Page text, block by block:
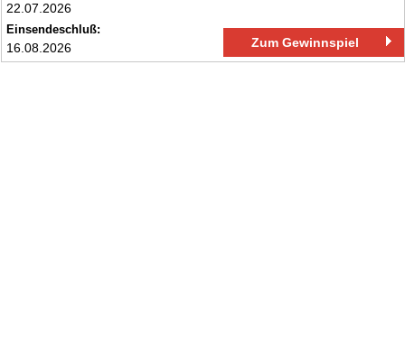
22.07.2026
Einsendeschluß:
16.08.2026 Zum Gewinnspiel